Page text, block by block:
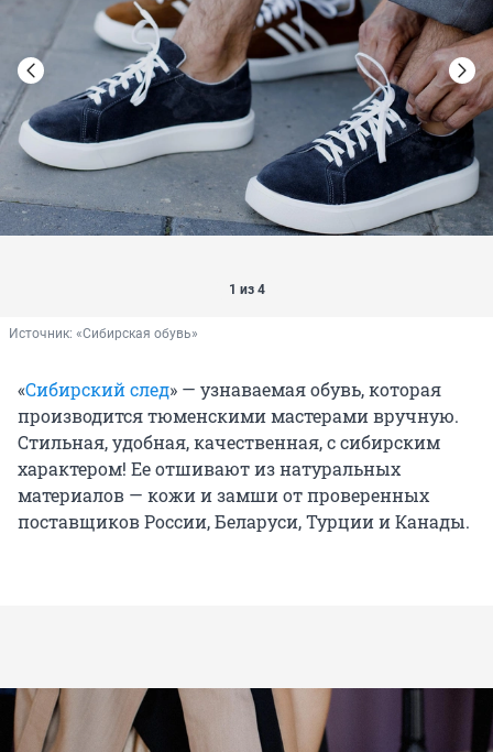
1 из 4
Источник: «Сибирская обувь»
«Сибирский след» — узнаваемая обувь, которая
производится тюменскими мастерами вручную.
Стильная, удобная, качественная, с сибирским
характером! Ее отшивают из натуральных
материалов — кожи и замши от проверенных
поставщиков России, Беларуси, Турции и Канады.